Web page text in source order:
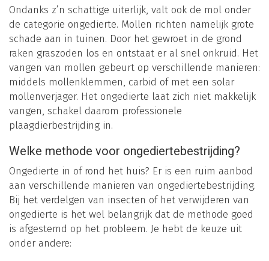
Ondanks z’n schattige uiterlijk, valt ook de mol onder
de categorie ongedierte. Mollen richten namelijk grote
schade aan in tuinen. Door het gewroet in de grond
raken graszoden los en ontstaat er al snel onkruid. Het
vangen van mollen gebeurt op verschillende manieren:
middels mollenklemmen, carbid of met een solar
mollenverjager. Het ongedierte laat zich niet makkelijk
vangen, schakel daarom professionele
plaagdierbestrijding in.
Welke methode voor ongediertebestrijding?
Ongedierte in of rond het huis? Er is een ruim aanbod
aan verschillende manieren van ongediertebestrijding.
Bij het verdelgen van insecten of het verwijderen van
ongedierte is het wel belangrijk dat de methode goed
is afgestemd op het probleem. Je hebt de keuze uit
onder andere: